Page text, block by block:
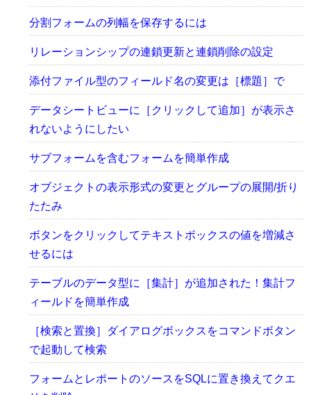
分割フォームの列幅を保存するには
リレーションシップの連鎖更新と連鎖削除の設定
添付ファイル型のフィールド名の変更は［標題］で
データシートビューに［クリックして追加］が表示さ
れないようにしたい
サブフォームを含むフォームを簡単作成
オブジェクトの表示形式の変更とグループの展開/折り
たたみ
ボタンをクリックしてテキストボックスの値を増減さ
せるには
テーブルのデータ型に［集計］が追加された！集計フ
ィールドを簡単作成
［検索と置換］ダイアログボックスをコマンドボタン
で起動して検索
フォームとレポートのソースをSQLに置き換えてクエ